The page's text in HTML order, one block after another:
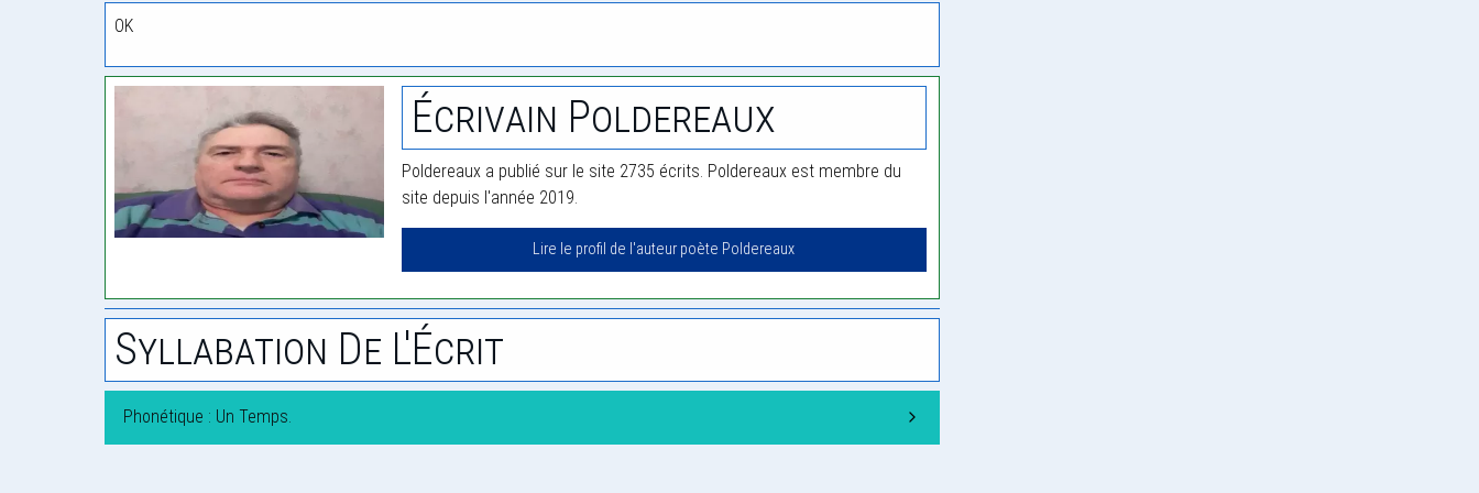
OK
Écrivain Poldereaux
Poldereaux a publié sur le site 2735 écrits. Poldereaux est membre du
site depuis l'année 2019.
Lire le profil de l'auteur poète Poldereaux
Syllabation De L'Écrit
Phonétique : Un Temps.